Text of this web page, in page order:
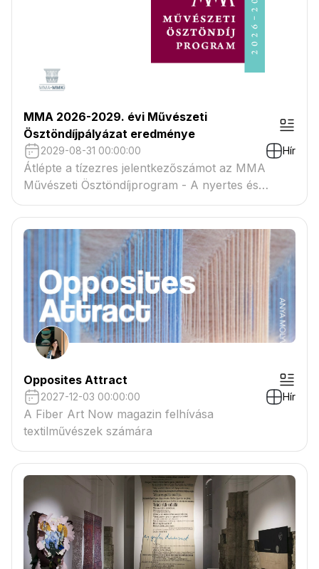
MMA 2026-2029. évi Művészeti
Ösztöndíjpályázat eredménye
2029-08-31 00:00:00 Hír
Átlépte a tízezres jelentkezőszámot az MMA
Művészeti Ösztöndíjprogram - A nyertes és
tartaléklistás pályázók névsora megtekinthető a
csatolmányban
Opposites Attract
2027-12-03 00:00:00 Hír
A Fiber Art Now magazin felhívása
textilművészek számára